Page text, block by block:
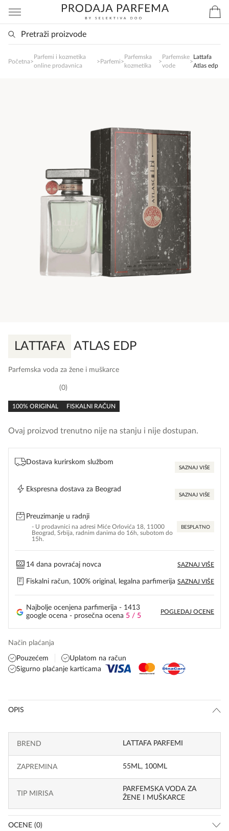
Početna>
Parfemi i kozmetika
online prodavnica
>Parfemi>
Parfemska
kozmetika
>
Parfemske
vode
>
Lattafa
Atlas edp
LATTAFA ATLAS EDP
Parfemska voda za žene i muškarce
rating
0
100% ORIGINAL FISKALNI RAČUN
Ovaj proizvod trenutno nije na stanju i nije dostupan.
Dostava kurirskom službom
SAZNAJ VIŠE
Ekspresna dostava za Beograd
SAZNAJ VIŠE
Preuzimanje u radnji
- U prodavnici na adresi Miće Orlovića 18, 11000
Beograd, Srbija, radnim danima do 16h, subotom do
15h.
BESPLATNO
14 dana povraćaj novca SAZNAJ VIŠE
Fiskalni račun, 100% original, legalna parfimerija SAZNAJ VIŠE
Najbolje ocenjena parfimerija - 1413
google ocena - prosečna ocena 5 / 5
POGLEDAJ OCENE
Način plaćanja
Pouzećem
Uplatom na račun
Sigurno plaćanje karticama
OPIS
BREND LATTAFA PARFEMI
ZAPREMINA 55ML, 100ML
TIP MIRISA
PARFEMSKA VODA ZA
ŽENE I MUŠKARCE
OCENE (0)
SlađanAi Asistent